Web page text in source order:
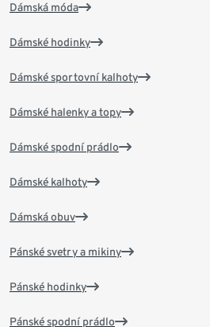
Dámská móda
Dámské hodinky
Dámské sportovní kalhoty
Dámské halenky a topy
Dámské spodní prádlo
Dámské kalhoty
Dámská obuv
Pánské svetry a mikiny
Pánské hodinky
Pánské spodní prádlo